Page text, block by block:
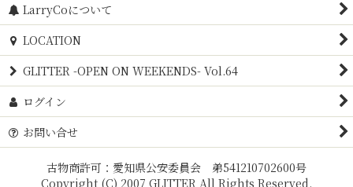
LarryCoについて
LOCATION
GLITTER -OPEN ON WEEKENDS- Vol.64
ログイン
お問い合せ
古物商許可：愛知県公安委員会 弟541210702600号
Copyright (C) 2007 GLITTER All Rights Reserved.